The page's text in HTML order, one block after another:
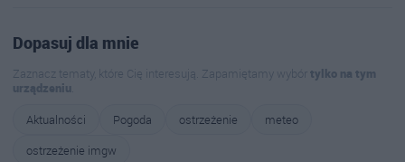
Dopasuj dla mnie
Zaznacz tematy, które Cię interesują. Zapamiętamy wybórtylko na tym
urządzeniu.
Aktualności
Pogoda ostrzeżenie
meteo
ostrzeżenie imgw